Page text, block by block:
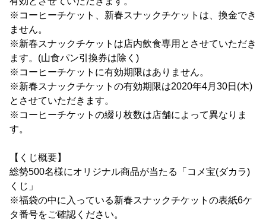
※コーヒーチケット、新春スナックチケットは、換金でき
ません。
※新春スナックチケットは店内飲食専用とさせていただき
ます。(山食パン引換券は除く)
※コーヒーチケットに有効期限はありません。
※新春スナックチケットの有効期限は2020年4月30日(木)
とさせていただきます。
※コーヒーチケットの綴り枚数は店舗によって異なりま
す。
【くじ概要】
総勢500名様にオリジナル商品が当たる「コメ宝(ダカラ)
くじ」
※福袋の中に入っている新春スナックチケットの表紙6ケ
タ番号をご確認ください。